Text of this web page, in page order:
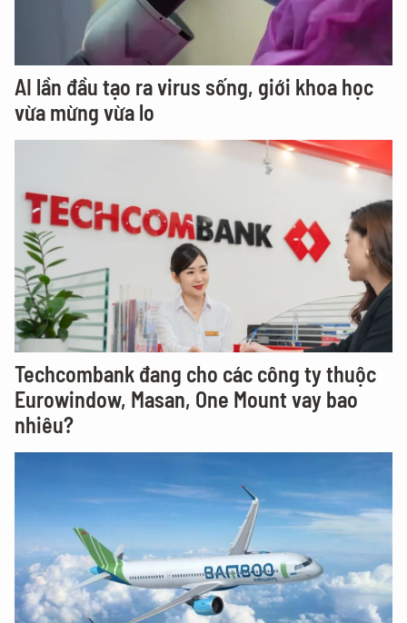
AI lần đầu tạo ra virus sống, giới khoa học
vừa mừng vừa lo
Techcombank đang cho các công ty thuộc
Eurowindow, Masan, One Mount vay bao
nhiêu?